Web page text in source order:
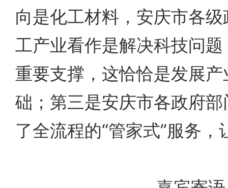
向是化工材料，安庆市各
工产业看作是解决科技问
重要支撑，这恰恰是发展
础；第三是安庆市各政府
了全流程的“管家式”服务